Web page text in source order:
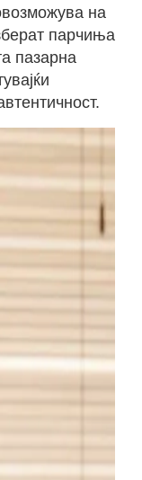
на
парчиња
пазарна